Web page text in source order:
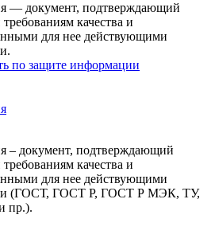
— документ, подтверждающий
качества и
для нее действующими
по защите информации
– документ, подтверждающий
качества и
для нее действующими
(ГОСТ, ГОСТ Р, ГОСТ Р МЭК, ТУ,
пр.).